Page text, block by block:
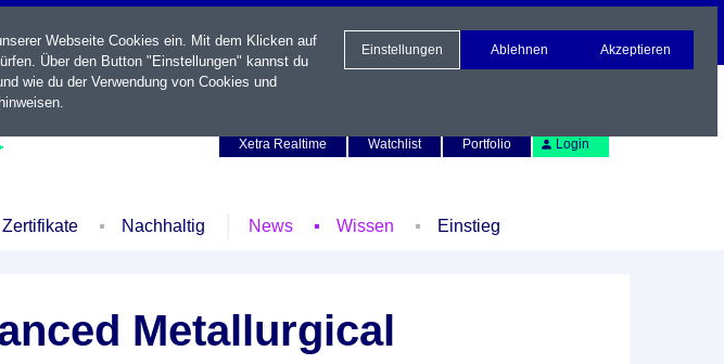
Xetra Realtime
Watchlist Portfolio Login
Zertifikate Nachhaltig News Wissen Einstieg
Metallurgical
Webseite Cookies ein. Mit dem Klicken auf
Über den Button "Einstellungen" kannst du
wie du der Verwendung von Cookies und
.
Einstellungen Ablehnen Akzeptieren